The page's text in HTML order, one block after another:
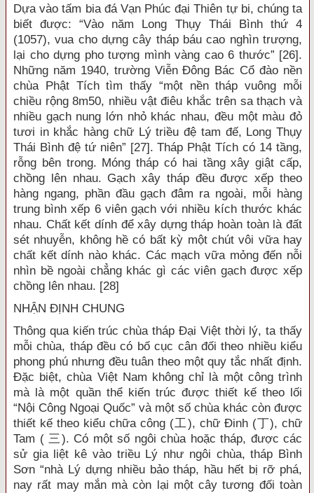
Dựa vào tấm bia đá Vạn Phúc đại Thiên tự bi, chúng ta
biết được: “Vào năm Long Thụy Thái Bình thứ 4
(1057), vua cho dựng cây tháp báu cao nghìn trượng,
lại cho dựng pho tượng mình vàng cao 6 thước” [26].
Những năm 1940, trường Viễn Đông Bác Cổ đào nền
chùa Phật Tích tìm thấy “một nền tháp vuông mỗi
chiều rộng 8m50, nhiều vật điêu khắc trên sa thạch và
nhiều gạch nung lớn nhỏ khác nhau, đều một màu đỏ
tươi in khắc hàng chữ Lý triều đệ tam đế, Long Thụy
Thái Bình đệ tứ niên” [27]. Tháp Phật Tích có 14 tầng,
rỗng bên trong. Móng tháp có hai tầng xây giật cấp,
chồng lên nhau. Gạch xây tháp đều được xếp theo
hàng ngang, phần đầu gạch đâm ra ngoài, mỗi hàng
trung bình xếp 6 viên gạch với nhiều kích thước khác
nhau. Chất kết dính để xây dựng tháp hoàn toàn là đất
sét nhuyễn, không hề có bất kỳ một chút vôi vữa hay
chất kết dính nào khác. Các mạch vữa mỏng đến nỗi
nhìn bề ngoài chẳng khác gì các viên gạch được xếp
chồng lên nhau. [28]
NHẬN ĐỊNH CHUNG
Thông qua kiến trúc chùa tháp Đại Việt thời lý, ta thấy
mỗi chùa, tháp đều có bố cục cân đối theo nhiều kiểu
phong phú nhưng đều tuân theo một quy tắc nhất định.
Đặc biệt, chùa Việt Nam không chỉ là một công trình
mà là một quần thể kiến trúc được thiết kế theo lối
“Nội Công Ngoại Quốc” và một số chùa khác còn được
thiết kế theo kiểu chữa công (工), chữ Đinh (丁), chữ
Tam ( 三). Có một số ngôi chùa hoặc tháp, được các
sử gia liệt kê vào triều Lý như ngôi chùa, tháp Bình
Sơn “nhà Lý dựng nhiều bảo tháp, hầu hết bị rỡ phá,
nay rất may mắn mà còn lại một cây tương đối toàn